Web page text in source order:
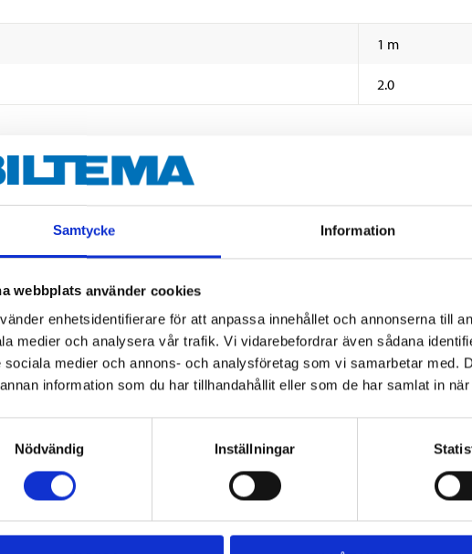
Samtycke Information
webbplats använder cookies
enhetsidentifierare för att anpassa innehållet och annonserna till
medier och analysera vår trafik. Vi vidarebefordrar även sådana
sociala medier och annons- och analysföretag som vi samarbetar med.
information som du har tillhandahållit eller som de har samlat in
Nödvändig
Inställningar
1 m
2.0
:-